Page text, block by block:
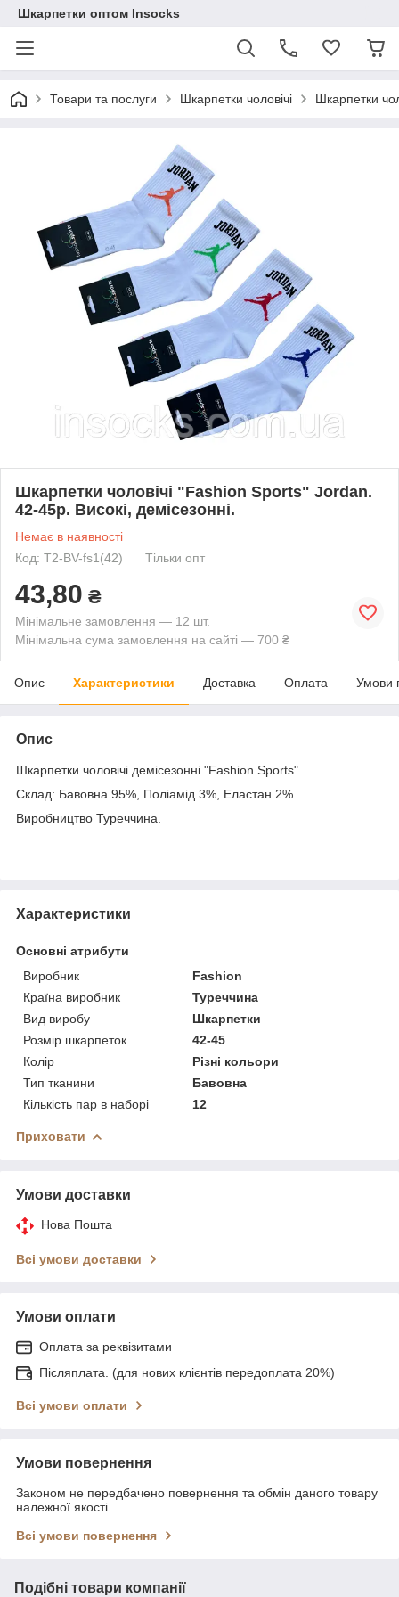
Шкарпетки оптом Insocks
Товари та послуги Шкарпетки чоловічі Шкарпетки
Шкарпетки чоловічі "Fashion Sports" Jordan.
42-45р. Високі, демісезонні.
Немає в наявності
Код: T2-BV-fs1(42)
Тільки опт
43,80 ₴
Мінімальне замовлення — 12 шт.
Мінімальна сума замовлення на сайті — 700 ₴
Опис Характеристики Доставка Оплата Умови
Опис
Шкарпетки чоловічі демісезонні "Fashion Sports".
Склад: Бавовна 95%, Поліамід 3%, Еластан 2%.
Виробництво Туреччина.
Характеристики
Основні атрибути
Виробник
Fashion
Країна виробник
Туреччина
Вид виробу
Шкарпетки
Розмір шкарпеток
42-45
Колір
Різні кольори
Тип тканини
Бавовна
Кількість пар в наборі
12
Приховати
Умови доставки
Нова Пошта
Всі умови доставки
Умови оплати
Оплата за реквізитами
Післяплата. (для нових клієнтів передоплата 20%)
Всі умови оплати
Умови повернення
Законом не передбачено повернення та обмін даного товару
належної якості
Всі умови повернення
Подібні товари компанії